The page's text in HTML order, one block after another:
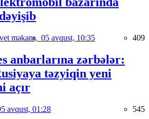
məkanı, 05 avqust, 10:35 409
anbarlarına zərbələr:
təzyiqin yeni
açır
avqust, 01:28 545